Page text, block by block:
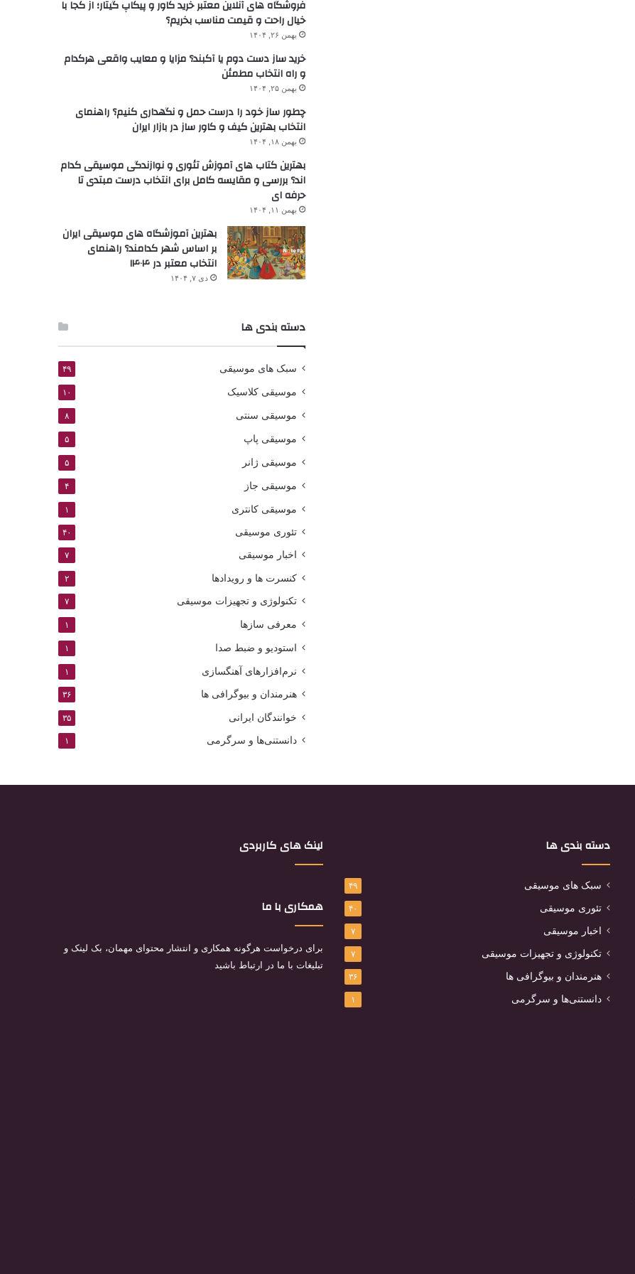
فروشگاه های آنلاین معتبر خرید کاور و پیکاپ گیتار؛ از کجا با
خیال راحت و قیمت مناسب بخریم؟
بهمن ۲۶, ۱۴۰۴
خرید ساز دست دوم یا آکبند؟ مزایا و معایب واقعی هرکدام
و راه انتخاب مطمئن
بهمن ۲۵, ۱۴۰۴
چطور ساز خود را درست حمل و نگهداری کنیم؟ راهنمای
انتخاب بهترین کیف و کاور ساز در بازار ایران
بهمن ۱۸, ۱۴۰۴
بهترین کتاب های آموزش تئوری و نوازندگی موسیقی کدام
اند؟ بررسی و مقایسه کامل برای انتخاب درست مبتدی تا
حرفه ای
بهمن ۱۱, ۱۴۰۴
بهترین آموزشگاه های موسیقی ایران
بر اساس شهر کدامند؟ راهنمای
انتخاب معتبر در ۱۴۰۴
دی ۷, ۱۴۰۴
دسته بندی ها
سبک های موسیقی ۴۹
موسیقی کلاسیک ۱۰
موسیقی سنتی ۸
موسیقی پاپ ۵
موسیقی ژانر ۵
موسیقی جاز ۴
موسیقی کانتری ۱
تئوری موسیقی ۴۰
اخبار موسیقی ۷
کنسرت ها و رویدادها ۲
تکنولوژی و تجهیزات موسیقی ۷
معرفی سازها ۱
استودیو و ضبط صدا ۱
نرم‌افزارهای آهنگسازی ۱
هنرمندان و بیوگرافی ها ۳۶
خوانندگان ایرانی ۳۵
دانستنی‌ها و سرگرمی ۱
دسته بندی ها
سبک های موسیقی ۴۹
تئوری موسیقی ۴۰
اخبار موسیقی ۷
تکنولوژی و تجهیزات موسیقی ۷
هنرمندان و بیوگرافی ها ۳۶
دانستنی‌ها و سرگرمی ۱
لینک های کاربردی
همکاری با ما
برای درخواست هرگونه همکاری و انتشار محتوای مهمان، بک لینک و
تبلیغات با ما در ارتباط باشید